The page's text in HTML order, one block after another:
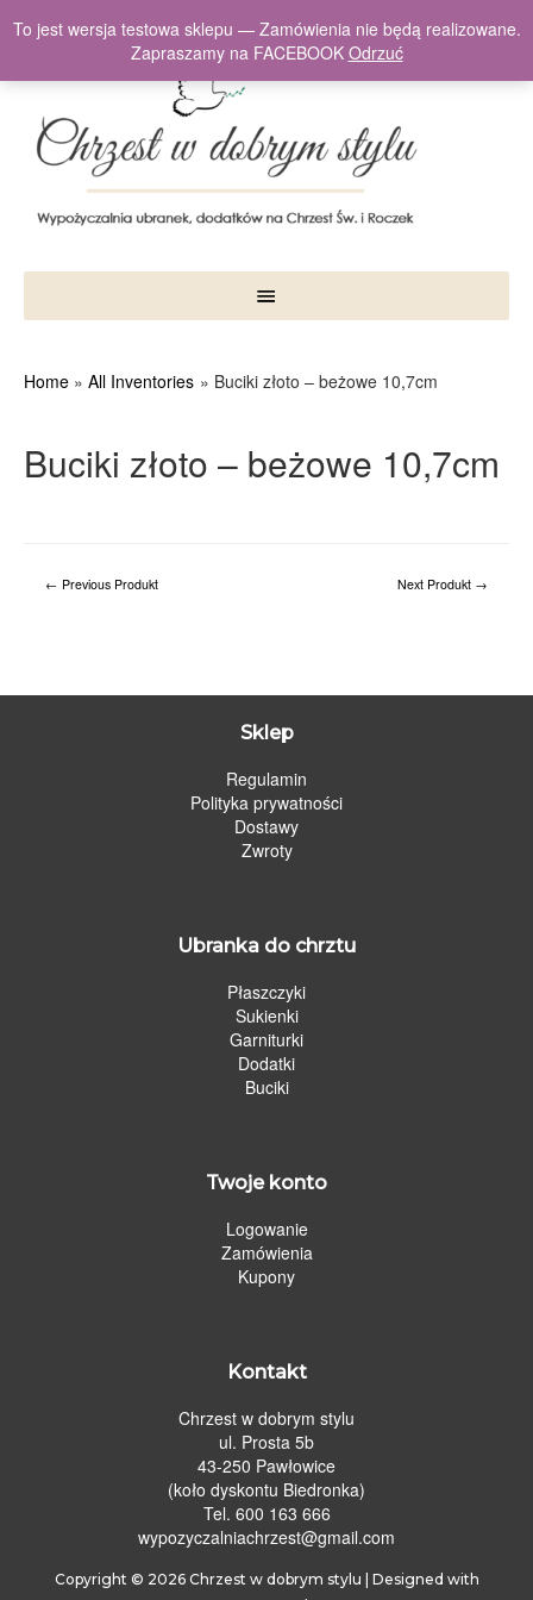
Home All Inventories Buciki złoto – beżowe 10,7cm
Buciki złoto – beżowe 10,7cm
← Previous Produkt Next Produkt →
Sklep
Regulamin
Polityka prywatności
Dostawy
Zwroty
Ubranka do chrztu
Płaszczyki
Sukienki
Garniturki
Dodatki
Buciki
Twoje konto
Logowanie
Zamówienia
Kupony
Kontakt
Chrzest w dobrym stylu
ul. Prosta 5b
43-250 Pawłowice
(koło dyskontu Biedronka)
Tel. 600 163 666
wypozyczalniachrzest@gmail.com
Copyright © 2026 Chrzest w dobrym stylu | Designed with
To jest wersja testowa sklepu — Zamówienia nie będą realizowane.
Zapraszamy na FACEBOOK Odrzuć